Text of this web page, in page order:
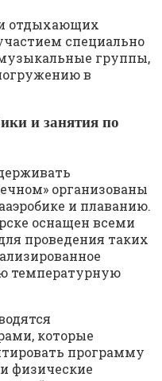
отдыхающих
специально
группы,
в
и занятия по
организованы
и плаванию.
оснащен всеми
проведения таких
температурную
которые
программу
физические